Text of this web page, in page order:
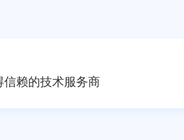
信赖的技术服务商